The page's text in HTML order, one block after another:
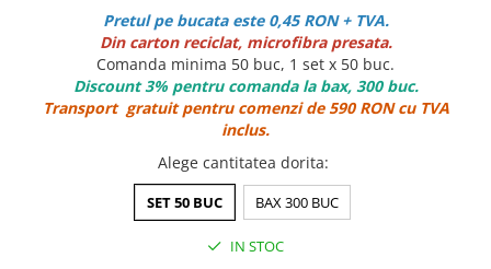
CUTII CARTON CARTOFI PRAJITI
CUTII KRAFT MENIU
CUTII KRAFT MENIU CU CLAPETE
CUTII CARTON ALB BURGER
CUTII PIZZA KRAFT NATUR
CUTII PIZZA CARTON ALB
Pretul pe bucata este 0,45 RON + TVA.
Din carton reciclat, microfibra presata.
Comanda minima 50 buc, 1 set x 50 buc.
Discount 3% pentru comanda la bax, 300 buc.
Transport gratuit pentru comenzi de 590 RON cu TVA
inclus.
Alege cantitatea dorita:
SET 50 BUC BAX 300 BUC
IN STOC